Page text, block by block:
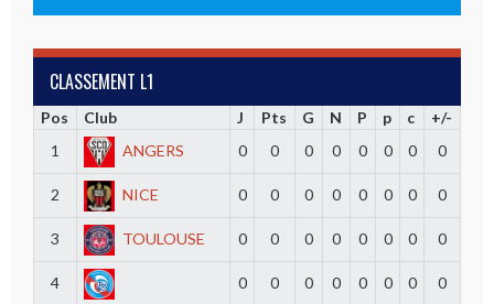
CLASSEMENT L1
Pos Club J Pts G N P p c
+/-
1
ANGERS 0 0 0 0 0 0 0 0
2 NICE 0 0 0 0 0 0 0 0
3 TOULOUSE 0 0 0 0 0 0 0 0
4
0 0 0 0 0 0 0 0